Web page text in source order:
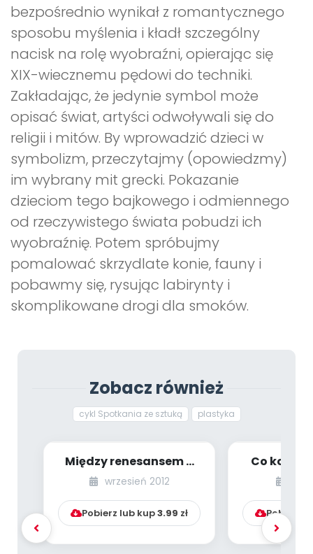
bezpośrednio wynikał z romantycznego
sposobu myślenia i kładł szczególny
nacisk na rolę wyobraźni, opierając się
XIX-wiecznemu pędowi do techniki.
Zakładając, że jedynie symbol może
opisać świat, artyści odwoływali się do
religii i mitów. By wprowadzić dzieci w
symbolizm, przeczytajmy (opowiedzmy)
im wybrany mit grecki. Pokazanie
dzieciom tego bajkowego i odmiennego
od rzeczywistego świata pobudzi ich
wyobraźnię. Potem spróbujmy
pomalować skrzydlate konie, fauny i
pobawmy się, rysując labirynty i
skomplikowane drogi dla smoków.
Zobacz również
cykl Spotkania ze sztuką plastyka
Między renesansem a
barokiem (edukacja
wrzesień 2012
Pobierz lub kup3.99 zł
Co komu
Pobierz